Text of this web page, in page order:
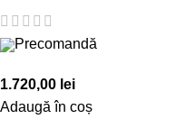
Precomandă
1.720,00 lei
Adaugă în coș